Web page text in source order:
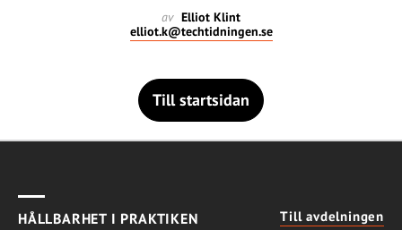
av Elliot Klint
elliot.k@techtidningen.se
Till startsidan
HÅLLBARHET I PRAKTIKEN Till avdelningen